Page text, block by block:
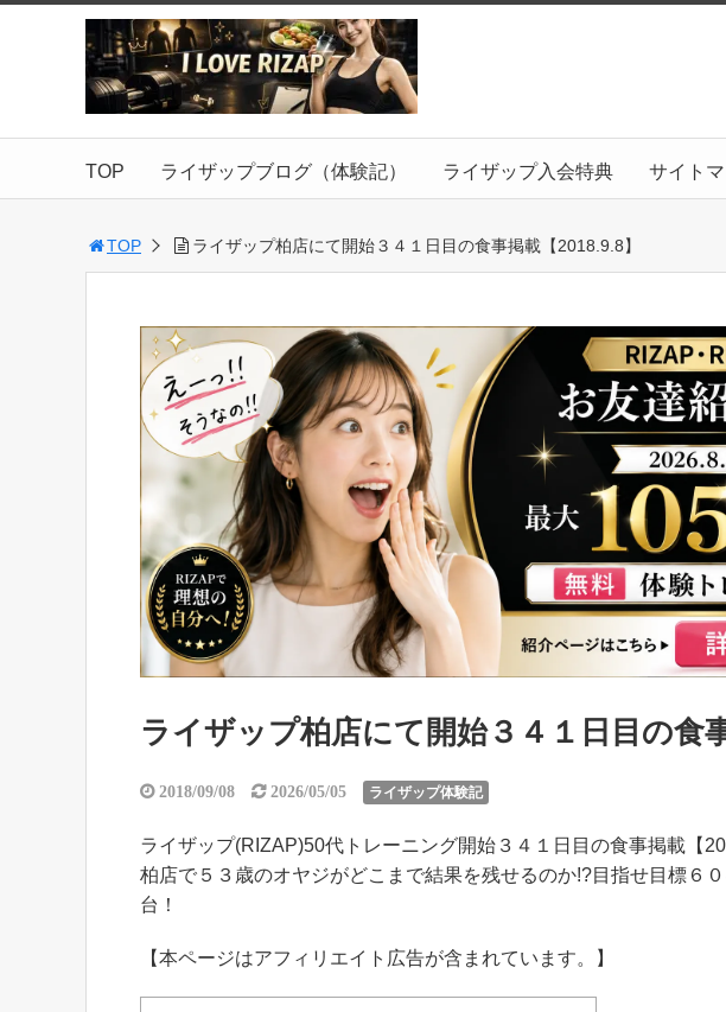
TOP ライザップブログ（体験記） ライザップ入会特典 サイト
TOP ライザップ柏店にて開始３４１日目の食事掲載【2018.9.8】
ライザップ柏店にて開始３４１日目の食
2018/09/08 2026/05/05 ライザップ体験記
ライザップ(RIZAP)50代トレーニング開始３４１日目の食事掲載【
柏店で５３歳のオヤジがどこまで結果を残せるのか!?目指せ目標６
台！
【本ページはアフィリエイト広告が含まれています。】